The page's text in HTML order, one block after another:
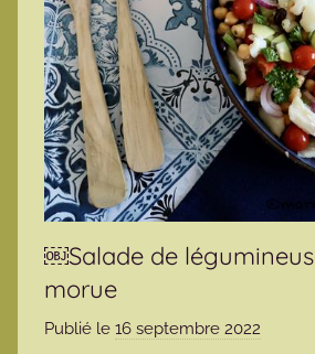
￼Salade de
morue
Publié le 16 septembre 2022